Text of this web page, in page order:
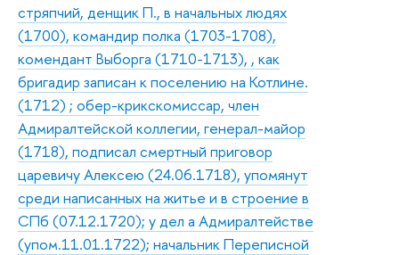
стряпчий, денщик П., в начальных людях
(1700), командир полка (1703-1708),
комендант Выборга (1710-1713), , как
бригадир записан к поселению на Котлине.
(1712) ; обер-крикскомиссар, член
Адмиралтейской коллегии, генерал-майор
(1718), подписал смертный приговор
царевичу Алексею (24.06.1718), упомянут
среди написанных на житье и в строение в
СПб (07.12.1720); у дел а Адмиралтействе
(упом.11.01.1722); начальник Переписной